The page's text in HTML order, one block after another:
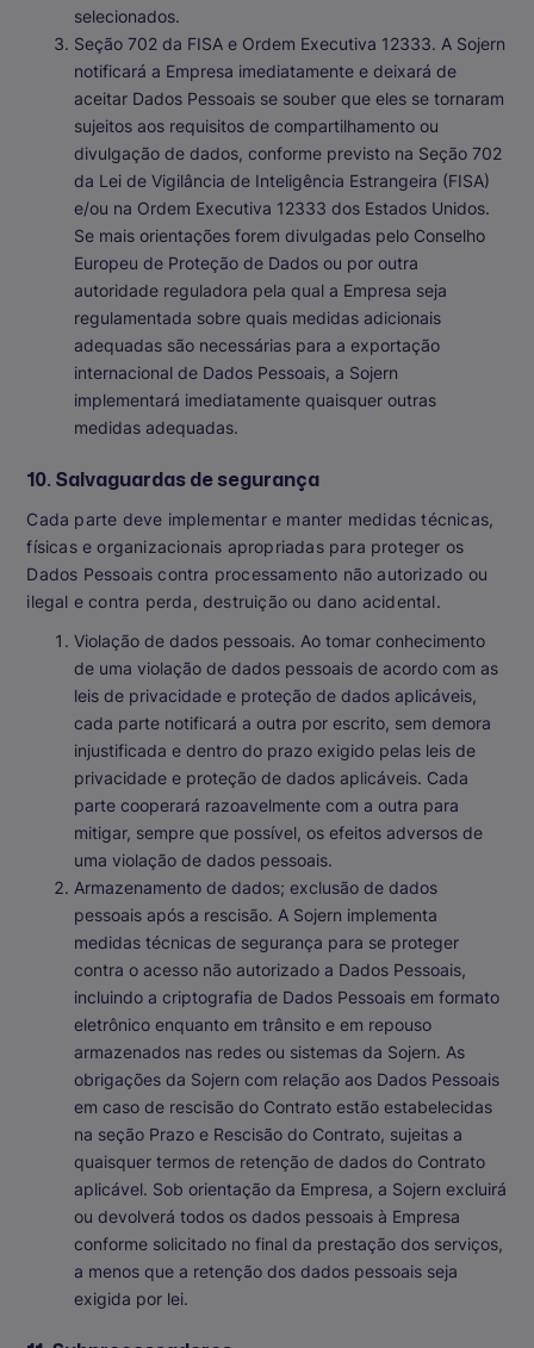
selecionados.
Seção 702 da FISA e Ordem Executiva 12333. A Sojern
notificará a Empresa imediatamente e deixará de
aceitar Dados Pessoais se souber que eles se tornaram
sujeitos aos requisitos de compartilhamento ou
divulgação de dados, conforme previsto na Seção 702
da Lei de Vigilância de Inteligência Estrangeira (FISA)
e/ou na Ordem Executiva 12333 dos Estados Unidos.
Se mais orientações forem divulgadas pelo Conselho
Europeu de Proteção de Dados ou por outra
autoridade reguladora pela qual a Empresa seja
regulamentada sobre quais medidas adicionais
adequadas são necessárias para a exportação
internacional de Dados Pessoais, a Sojern
implementará imediatamente quaisquer outras
medidas adequadas.
10. Salvaguardas de segurança
Cada parte deve implementar e manter medidas técnicas,
físicas e organizacionais apropriadas para proteger os
Dados Pessoais contra processamento não autorizado ou
ilegal e contra perda, destruição ou dano acidental.
Violação de dados pessoais. Ao tomar conhecimento
de uma violação de dados pessoais de acordo com as
leis de privacidade e proteção de dados aplicáveis,
cada parte notificará a outra por escrito, sem demora
injustificada e dentro do prazo exigido pelas leis de
privacidade e proteção de dados aplicáveis. Cada
parte cooperará razoavelmente com a outra para
mitigar, sempre que possível, os efeitos adversos de
uma violação de dados pessoais.
Armazenamento de dados; exclusão de dados
pessoais após a rescisão. A Sojern implementa
medidas técnicas de segurança para se proteger
contra o acesso não autorizado a Dados Pessoais,
incluindo a criptografia de Dados Pessoais em formato
eletrônico enquanto em trânsito e em repouso
armazenados nas redes ou sistemas da Sojern. As
obrigações da Sojern com relação aos Dados Pessoais
em caso de rescisão do Contrato estão estabelecidas
na seção Prazo e Rescisão do Contrato, sujeitas a
quaisquer termos de retenção de dados do Contrato
aplicável. Sob orientação da Empresa, a Sojern excluirá
ou devolverá todos os dados pessoais à Empresa
conforme solicitado no final da prestação dos serviços,
a menos que a retenção dos dados pessoais seja
exigida por lei.